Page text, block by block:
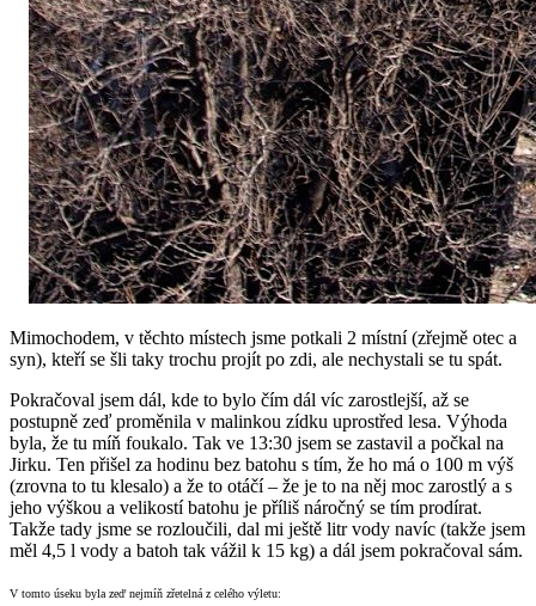
Mimochodem, v těchto místech jsme potkali 2 místní (zřejmě otec a
syn), kteří se šli taky trochu projít po zdi, ale nechystali se tu spát.
Pokračoval jsem dál, kde to bylo čím dál víc zarostlejší, až se
postupně zeď proměnila v malinkou zídku uprostřed lesa. Výhoda
byla, že tu míň foukalo. Tak ve 13:30 jsem se zastavil a počkal na
Jirku. Ten přišel za hodinu bez batohu s tím, že ho má o 100 m výš
(zrovna to tu klesalo) a že to otáčí – že je to na něj moc zarostlý a s
jeho výškou a velikostí batohu je příliš náročný se tím prodírat.
Takže tady jsme se rozloučili, dal mi ještě litr vody navíc (takže jsem
měl 4,5 l vody a batoh tak vážil k 15 kg) a dál jsem pokračoval sám.
V tomto úseku byla zeď nejmíň zřetelná z celého výletu: